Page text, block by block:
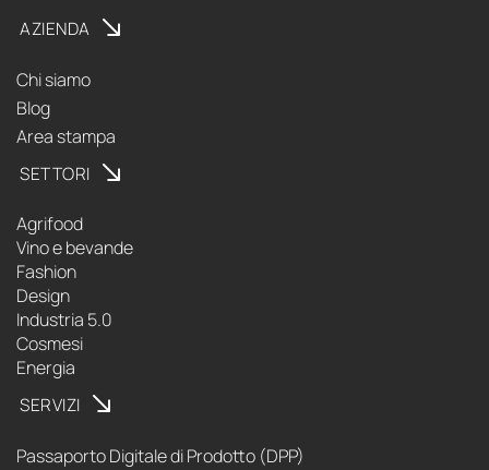
AZIENDA
Chi siamo
Blog
Area stampa
SETTORI
Agrifood
Vino e bevande
Fashion
Design
Industria 5.0
Cosmesi
Energia
SERVIZI
Passaporto Digitale di Prodotto (DPP)